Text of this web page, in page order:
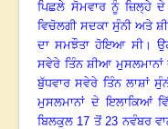
ਪਿਛਲੇ ਸੋਮਵਾਰ ਨੂੰ ਜ਼ਿਲ੍ਹੇ ਦੇ
ਵਿਚੋਲਗੀ ਸਦਕਾ ਸੁੰਨੀ ਅਤੇ
ਦਾ ਸਮਝੌਤਾ ਹੋਇਆ ਸੀ।
ਸਵੇਰੇ ਤਿੰਨ ਸ਼ੀਆ
ਬੁੱਧਵਾਰ ਸਵੇਰੇ ਤਿੰਨ ਲਾਸ਼ਾਂ
ਮੁਸਲਮਾਨਾਂ ਦੇ ਇਲਾਕਿਆਂ
ਬਿਲਕੁਲ 17 ਤੋਂ 23 ਨਵੰਬਰ